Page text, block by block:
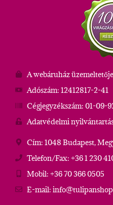
A webáruház
Adószám: 12412817-2-41
Cégjegyzékszám: 01-09-
Adatvédelmi
Cím: 1048 Budapest,
Telefon/Fax: +36 1 230
Mobil: +36 70 366 0505
E-mail: